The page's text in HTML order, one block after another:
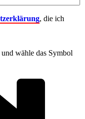
, die ich
wähle das Symbol